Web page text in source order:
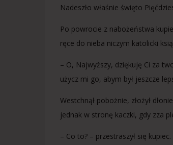
Nadeszło właśnie święto
Po powrocie z nabożeństwa
ręce do nieba niczym katolicki
– O, Najwyższy, dziękuję Ci za
użycz mi go, abym był jeszcze
Westchnął pobożnie, złożył
jednak w stronę kaczki, gdy zza
– Co to? – przestraszył się